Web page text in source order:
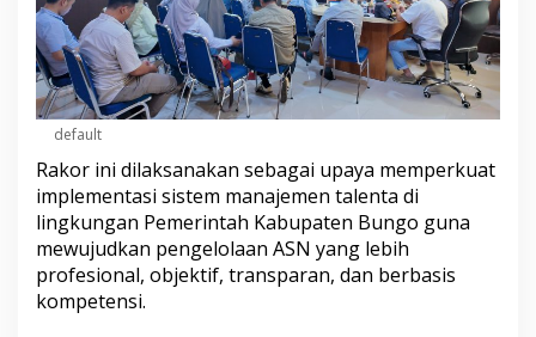
L
i
n
g
g
a
default
Rakor ini dilaksanakan sebagai upaya memperkuat
implementasi sistem manajemen talenta di
lingkungan Pemerintah Kabupaten Bungo guna
mewujudkan pengelolaan ASN yang lebih
profesional, objektif, transparan, dan berbasis
kompetensi.